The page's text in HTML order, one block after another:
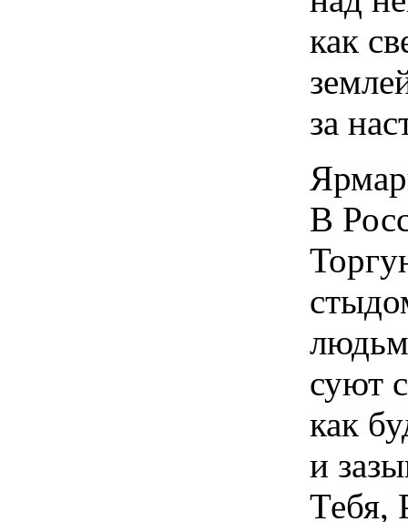
как
за
В
суют
как
и
Тебя,